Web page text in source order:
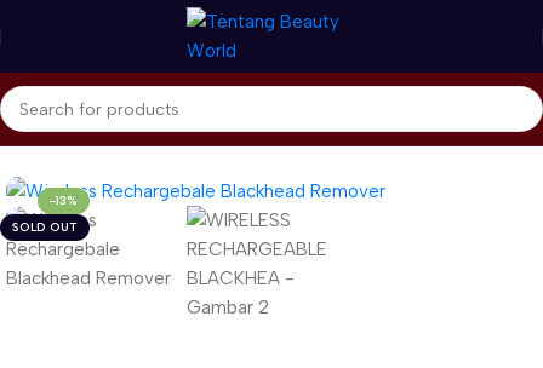
Beranda Home Care & Accessories Beauty Gadget
-13%
SOLD OUT